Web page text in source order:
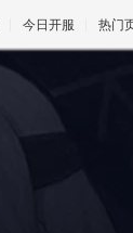
今日开服 热门